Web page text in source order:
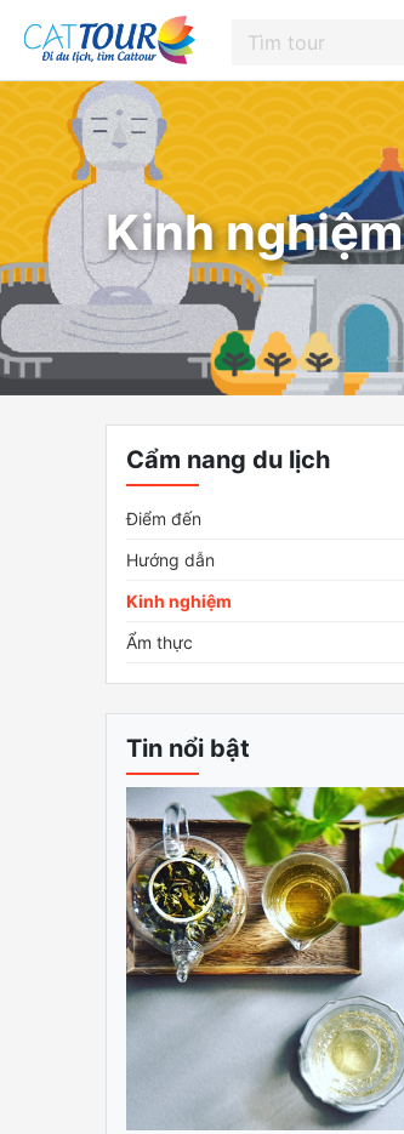
Kinh nghiệm
Cẩm nang du lịch
Điểm đến
Hướng dẫn
Kinh nghiệm
Ẩm thực
Tin nổi bật